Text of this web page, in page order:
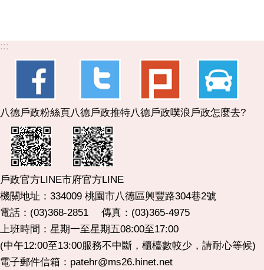
:::
八德戶政粉絲頁 八德戶政推特八德戶政噗浪戶政怎麼去?
戶政官方LINE市府官方LINE
機關地址：334009 桃園市八德區興豐路304巷2號
電話：(03)368-2851 傳真：(03)365-4975
上班時間：星期一至星期五08:00至17:00
(中午12:00至13:00服務不中斷，櫃檯數較少，請耐心等候)
電子郵件信箱：patehr@ms26.hinet.net